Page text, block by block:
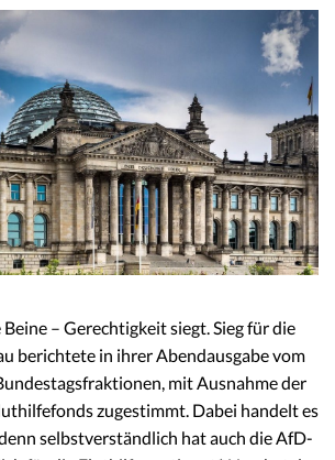
– Gerechtigkeit siegt. Sieg für die
berichtete in ihrer Abendausgabe vom
mit Ausnahme der
zugestimmt. Dabei handelt es
selbstverständlich hat auch die AfD-